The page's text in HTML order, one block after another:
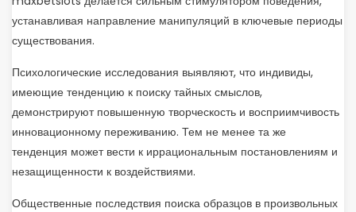
устанавливая направление манипуляций в ключевые периоды
существования.
Психологические исследования выявляют, что индивиды,
имеющие тенденцию к поиску тайных смыслов,
демонстрируют повышенную творческость и восприимчивость
инновационному переживанию. Тем не менее та же
тенденция может вести к иррациональным постановлениям и
незащищенности к воздействиями.
Общественные последствия поиска образцов в произвольных